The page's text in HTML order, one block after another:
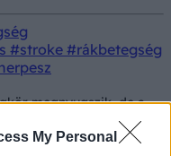
My Personal
#stroke #rákbetegség
megnyugszik, de a
szombaton is büntet